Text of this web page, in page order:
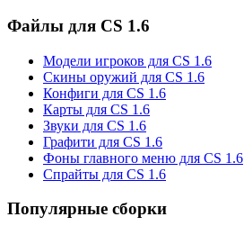
Файлы для CS 1.6
Модели игроков для CS 1.6
Скины оружий для CS 1.6
Конфиги для CS 1.6
Карты для CS 1.6
Звуки для CS 1.6
Графити для CS 1.6
Фоны главного меню для CS 1.6
Спрайты для CS 1.6
Популярные сборки